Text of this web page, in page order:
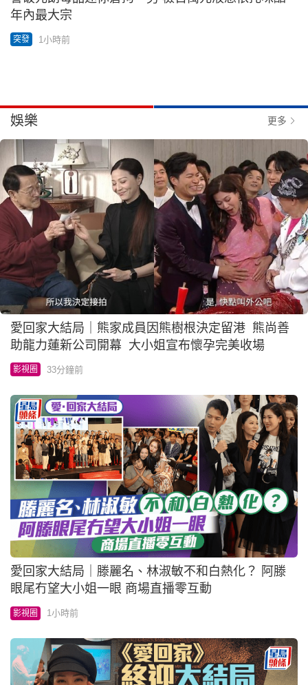
年內最大宗
突發 1小時前
娛樂 更多
愛回家大結局｜熊家成員因熊樹根決定留港 熊尚善
助龍力蓮新公司開幕 大小姐宣布懷孕完美收場
影視圈 33分鐘前
愛回家大結局｜滕麗名、林淑敏不和白熱化？ 阿滕
眼尾冇望大小姐一眼 商場直播零互動
影視圈 1小時前